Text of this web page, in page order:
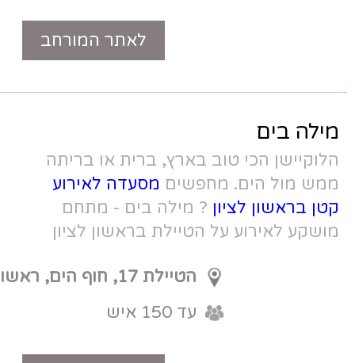
טלפון
ברית או בריתה
מסעדה לאירוע
מילה בים - מתחם
בראשון לציון
הטיילת 17, חוף הים, ראשון